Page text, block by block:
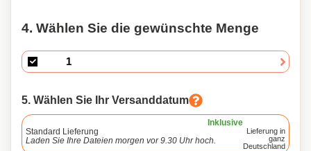
4. Wählen Sie die gewünschte Menge
5. Wählen Sie Ihr Versanddatum
Inklusive
Standard Lieferung
Laden Sie Ihre Dateien morgen vor 9.30 Uhr hoch.
Lieferung in
ganz
Deutschland